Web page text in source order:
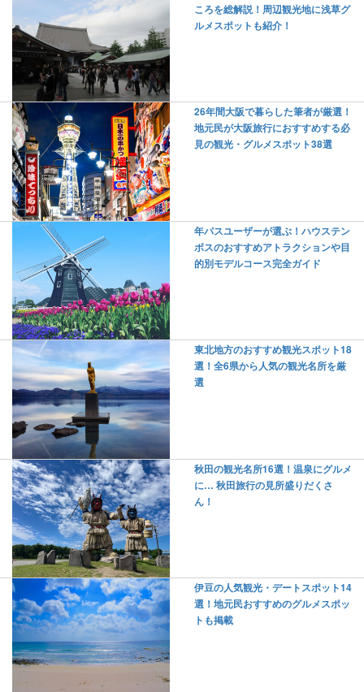
ころを総解説！周辺観光地に浅草グ
ルメスポットも紹介！
26年間大阪で暮らした筆者が厳選！
地元民が大阪旅行におすすめする必
見の観光・グルメスポット38選
年パスユーザーが選ぶ！ハウステン
ボスのおすすめアトラクションや目
的別モデルコース完全ガイド
東北地方のおすすめ観光スポット18
選！全6県から人気の観光名所を厳
選
秋田の観光名所16選！温泉にグルメ
に… 秋田旅行の見所盛りだくさ
ん！
伊豆の人気観光・デートスポット14
選！地元民おすすめのグルメスポッ
トも掲載